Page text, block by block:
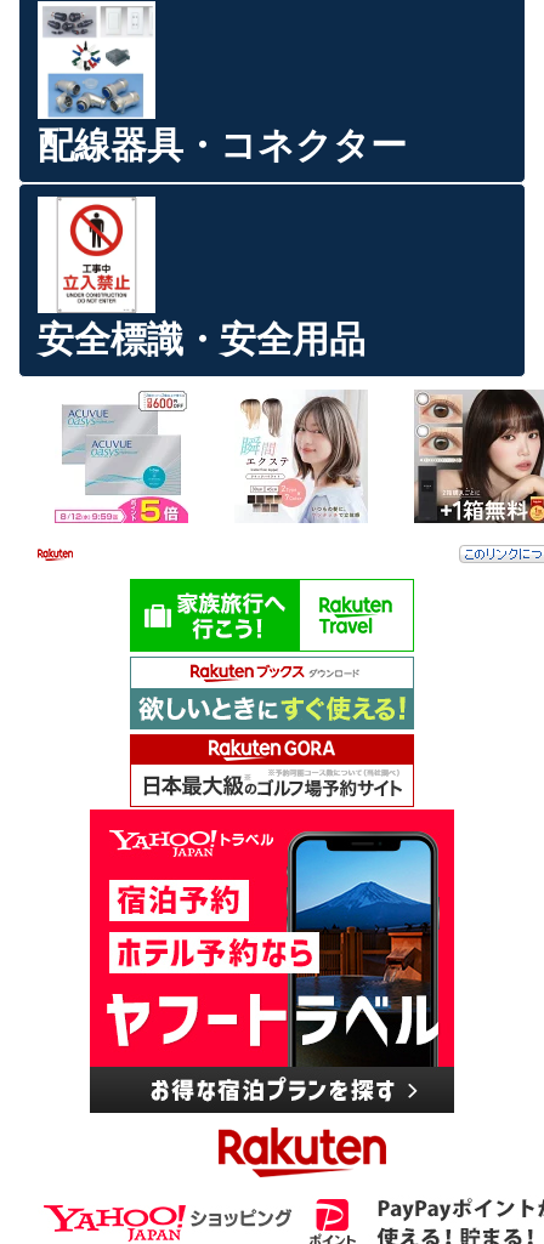
配線器具・コネクター
安全標識・安全用品